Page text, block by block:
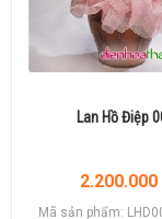
Lan Hồ Điệp
2.200.000
Mã sản phẩm: